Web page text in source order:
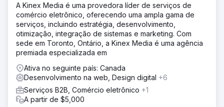
A Kinex Media é uma provedora líder de serviços de
comércio eletrônico, oferecendo uma ampla gama de
serviços, incluindo estratégia, desenvolvimento,
otimização, integração de sistemas e marketing. Com
sede em Toronto, Ontário, a Kinex Media é uma agência
premiada especializada em
Ativa no seguinte país: Canada
Desenvolvimento na web, Design digital +6
Serviços B2B, Comércio eletrônico +1
A partir de $5,000